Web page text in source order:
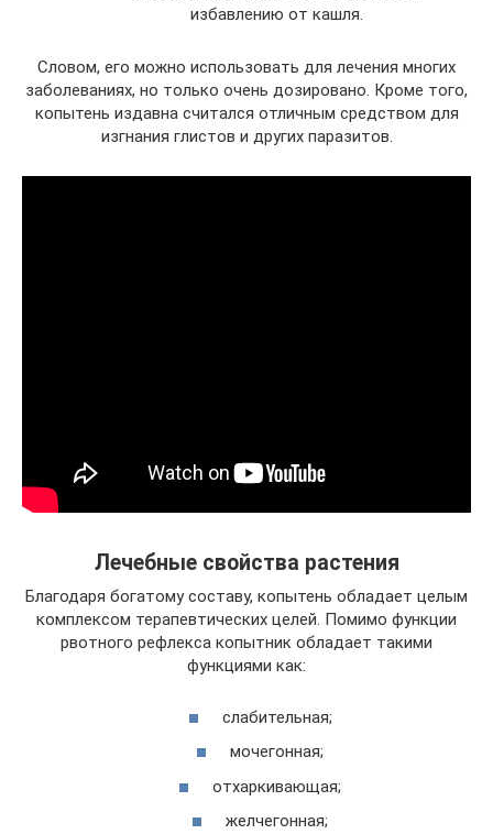
избавлению от кашля.
Словом, его можно использовать для лечения многих
заболеваниях, но только очень дозировано. Кроме того,
копытень издавна считался отличным средством для
изгнания глистов и других паразитов.
Лечебные свойства растения
Благодаря богатому составу, копытень обладает целым
комплексом терапевтических целей. Помимо функции
рвотного рефлекса копытник обладает такими
функциями как:
слабительная;
мочегонная;
отхаркивающая;
желчегонная;